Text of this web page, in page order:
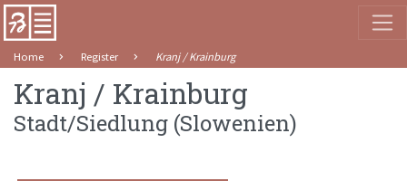
Home Register Kranj / Krainburg
Kranj / Krainburg
Stadt/Siedlung (Slowenien)